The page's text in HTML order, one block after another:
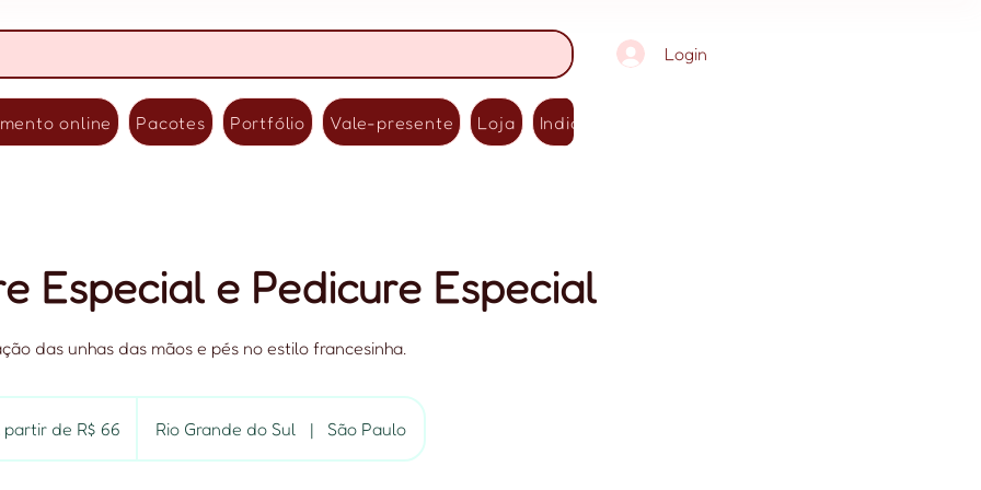
online Pacotes Portfólio Vale-presente Loja Indicações
Login
Especial e Pedicure Especial
das unhas das mãos e pés no estilo francesinha.
partir de R$ 66 Rio Grande do Sul | São Paulo